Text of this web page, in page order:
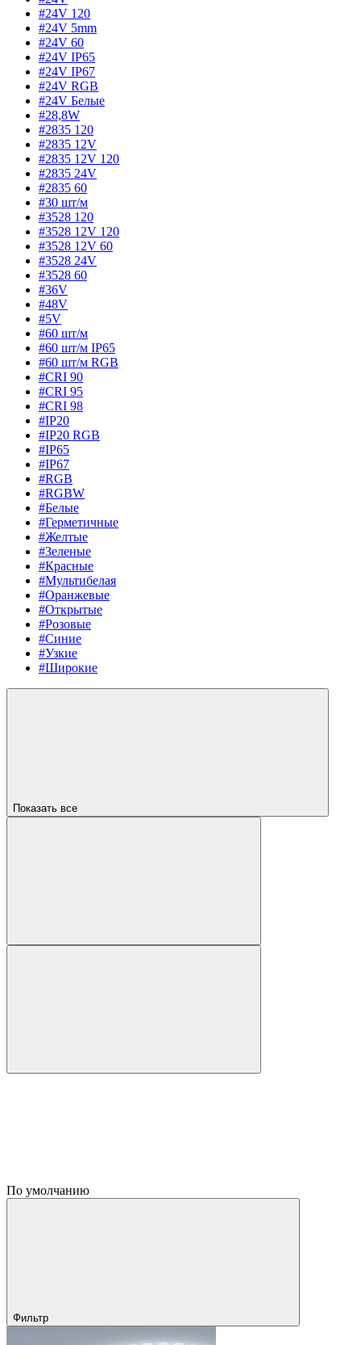
#24V 120
#24V 5mm
#24V 60
#24V IP65
#24V IP67
#24V RGB
#24V Белые
#28,8W
#2835 120
#2835 12V
#2835 12V 120
#2835 24V
#2835 60
#30 шт/м
#3528 120
#3528 12V 120
#3528 12V 60
#3528 24V
#3528 60
#36V
#48V
#5V
#60 шт/м
#60 шт/м IP65
#60 шт/м RGB
#CRI 90
#CRI 95
#CRI 98
#IP20
#IP20 RGB
#IP65
#IP67
#RGB
#RGBW
#Белые
#Герметичные
#Желтые
#Зеленые
#Красные
#Мультибелая
#Оранжевые
#Открытые
#Розовые
#Синие
#Узкие
#Широкие
Показать все
По умолчанию
Фильтр